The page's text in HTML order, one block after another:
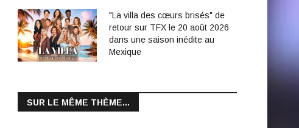
"La villa des cœurs brisés" de
retour sur TFX le 20 août 2026
dans une saison inédite au
Mexique
SUR LE MÊME THÈME...